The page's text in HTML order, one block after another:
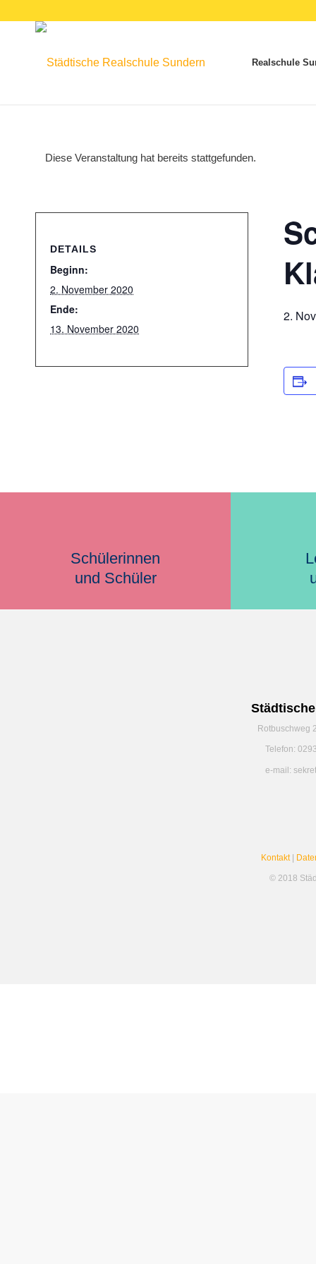
Realschule
Diese Veranstaltung hat bereits stattgefunden.
2.
DETAILS
Beginn:
2. November 2020
Ende:
13. November 2020
Schülerinnen
und Schüler
Rotbuschweg
Telefon:
e-mail:
Kontakt|
© 2018